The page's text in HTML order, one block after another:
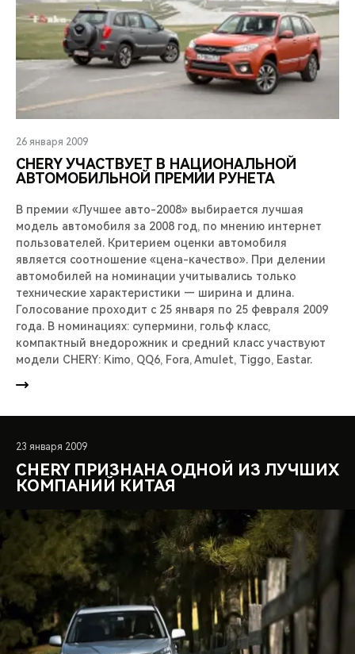
26 января 2009
CHERY УЧАСТВУЕТ В НАЦИОНАЛЬНОЙ
АВТОМОБИЛЬНОЙ ПРЕМИИ РУНЕТА
В премии «Лучшее авто-2008» выбирается лучшая
модель автомобиля за 2008 год, по мнению интернет
пользователей. Критерием оценки автомобиля
является соотношение «цена-качество». При делении
автомобилей на номинации учитывались только
технические характеристики — ширина и длина.
Голосование проходит с 25 января по 25 февраля 2009
года. В номинациях: супермини, гольф класс,
компактный внедорожник и средний класс участвуют
модели CHERY: Kimo, QQ6, Fora, Amulet, Tiggo, Eastar.
23 января 2009
CHERY ПРИЗНАНА ОДНОЙ ИЗ ЛУЧШИХ
КОМПАНИЙ КИТАЯ